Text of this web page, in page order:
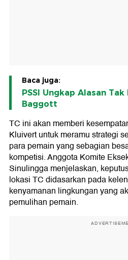
Baca juga:
PSSI Ungkap Alasan
Baggott
TC ini akan memberi
Kluivert untuk meramu strategi
para pemain yang sebagian
kompetisi. Anggota Komite
Sinulingga menjelaskan,
lokasi TC didasarkan pada
kenyamanan lingkungan yang
pemulihan pemain.